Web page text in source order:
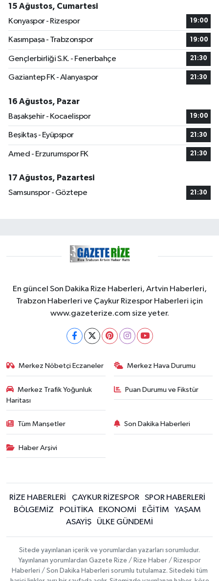
15 Ağustos, Cumartesi
Konyaspor - Rizespor
19:00
Kasımpaşa - Trabzonspor 19:00
Gençlerbirliği S.K. - Fenerbahçe 21:30
Gaziantep FK - Alanyaspor 21:30
16 Ağustos, Pazar
Başakşehir - Kocaelispor
19:00
Beşiktaş - Eyüpspor 21:30
Amed - Erzurumspor FK 21:30
17 Ağustos, Pazartesi
Samsunspor - Göztepe
21:30
En güncel Son Dakika Rize Haberleri, Artvin Haberleri,
Trabzon Haberleri ve Çaykur Rizespor Haberleri için
www.gazeterize.com size yeter.
Merkez Nöbetçi Eczaneler Merkez Hava Durumu
Merkez Trafik Yoğunluk
Haritası
Puan Durumu ve Fikstür
Tüm Manşetler Son Dakika Haberleri
Haber Arşivi
RİZE HABERLERİ ÇAYKUR RİZESPOR
SPOR HABERLERİ
BÖLGEMİZ
POLİTİKA EKONOMİ EĞİTİM
YAŞAM
ASAYİŞ
ÜLKE GÜNDEMİ
Sitede yayınlanan içerik ve yorumlardan yazarları sorumludur.
Yayınlanan yorumlardan Gazete Rize / Rize Haber / Rizespor
Haberleri / Son Dakika Haberleri sorumlu tutulamaz. Sitedeki tüm